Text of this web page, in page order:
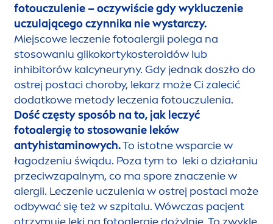
fotouczulenie – oczywiście gdy wykluczenie
uczulającego czynnika nie wystarczy.
Miejscowe leczenie fotoalergii polega na
stosowaniu glikokortykosteroidów lub
inhibitorów kalcyneuryny. Gdy jednak doszło do
ostrej postaci choroby, lekarz może Ci zalecić
dodatkowe metody leczenia fotouczulenia.
Dość częsty sposób na to, jak leczyć
fotoalergię to stosowanie leków
antyhistaminowych.To istotne wsparcie w
łagodzeniu świądu. Poza tym to leki o działaniu
przeciwzapalnym, co ma spore znaczenie w
alergii. Leczenie uczulenia w ostrej postaci może
odbywać się też w szpitalu. Wówczas pacjent